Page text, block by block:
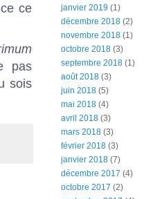
ce
pas
sois
janvier 2019 (1)
décembre 2018 (2)
novembre 2018 (1)
octobre 2018 (3)
septembre 2018 (1)
août 2018 (3)
juin 2018 (5)
mai 2018 (4)
avril 2018 (3)
mars 2018 (3)
février 2018 (3)
janvier 2018 (7)
décembre 2017 (4)
octobre 2017 (2)